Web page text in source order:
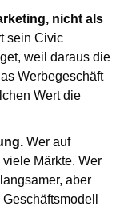
nicht als
sein Civic
weil daraus die
Werbegeschäft
Wert die
Wer auf
Märkte. Wer
aber